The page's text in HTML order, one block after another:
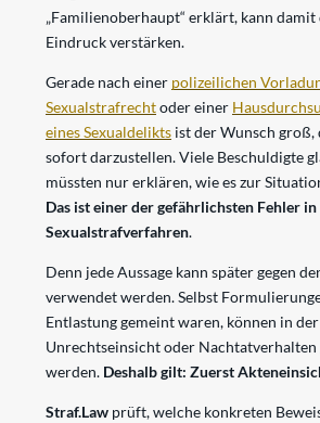
„Familienoberhaupt“ erklärt, kann damit
Eindruck verstärken.
Gerade nach einer polizeilichen
Sexualstrafrechtoder einer
eines Sexualdelikts ist der Wunsch groß,
sofort darzustellen. Viele Beschuldigte
müssten nur erklären, wie es zur
Das ist einer der gefährlichsten Fehler in
Sexualstrafverfahren.
Denn jede Aussage kann später gegen
verwendet werden. Selbst
Entlastung gemeint waren, können in
Unrechtseinsicht oder
werden. Deshalb gilt: Zuerst
Straf.Law prüft, welche konkreten